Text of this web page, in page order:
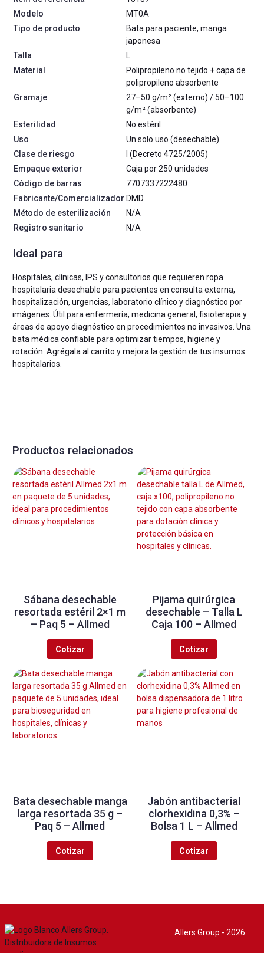
Modelo
MT0A
Tipo de producto
Bata para paciente, manga
japonesa
Talla
L
Material
Polipropileno no tejido + capa de
polipropileno absorbente
Gramaje
27–50 g/m² (externo) / 50–100
g/m² (absorbente)
Esterilidad
No estéril
Uso
Un solo uso (desechable)
Clase de riesgo
I (Decreto 4725/2005)
Empaque exterior
Caja por 250 unidades
Código de barras
7707337222480
Fabricante/Comercializador DMD
Método de esterilización
N/A
Registro sanitario
N/A
Ideal para
Hospitales, clínicas, IPS y consultorios que requieren ropa
hospitalaria desechable para pacientes en consulta externa,
hospitalización, urgencias, laboratorio clínico y diagnóstico por
imágenes. Útil para enfermería, medicina general, fisioterapia y
áreas de apoyo diagnóstico en procedimientos no invasivos. Una
bata médica confiable para optimizar tiempos, higiene y
rotación. Agrégala al carrito y mejora la gestión de tus insumos
hospitalarios.
Productos relacionados
Sábana desechable
resortada estéril 2×1 m
– Paq 5 – Allmed
Cotizar
Pijama quirúrgica
desechable – Talla L
Caja 100 – Allmed
Cotizar
Bata desechable manga
larga resortada 35 g –
Paq 5 – Allmed
Cotizar
Jabón antibacterial
clorhexidina 0,3% –
Bolsa 1 L – Allmed
Cotizar
Allers Group - 2026